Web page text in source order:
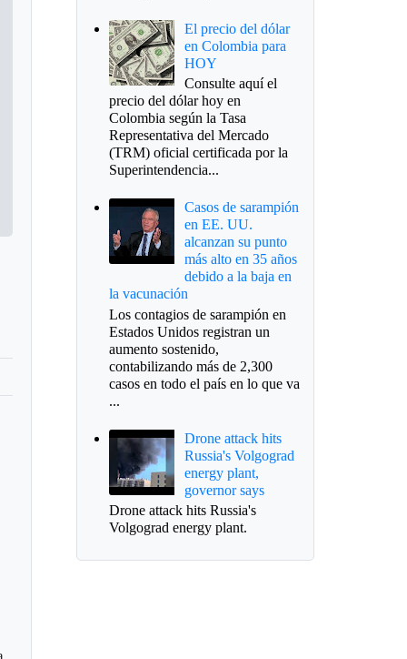
El precio del dólar
en Colombia para
HOY
Consulte aquí el
precio del dólar hoy en
Colombia según la Tasa
Representativa del Mercado
(TRM) oficial certificada por la
Superintendencia...
Casos de sarampión
en EE. UU.
alcanzan su punto
más alto en 35 años
debido a la baja en
la vacunación
Los contagios de sarampión en
Estados Unidos registran un
aumento sostenido,
contabilizando más de 2,300
casos en todo el país en lo que va
...
Drone attack hits
Russia's Volgograd
energy plant,
governor says
Drone attack hits Russia's
Volgograd energy plant.